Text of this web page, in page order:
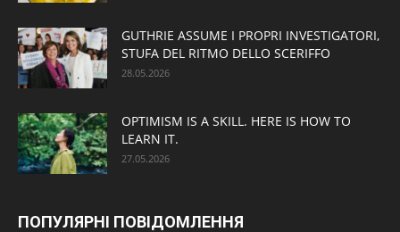
GUTHRIE ASSUME I PROPRI INVESTIGATORI,
STUFA DEL RITMO DELLO SCERIFFO
28.05.2026
OPTIMISM IS A SKILL. HERE IS HOW TO
LEARN IT.
27.05.2026
ПОПУЛЯРНІ ПОВІДОМЛЕННЯ